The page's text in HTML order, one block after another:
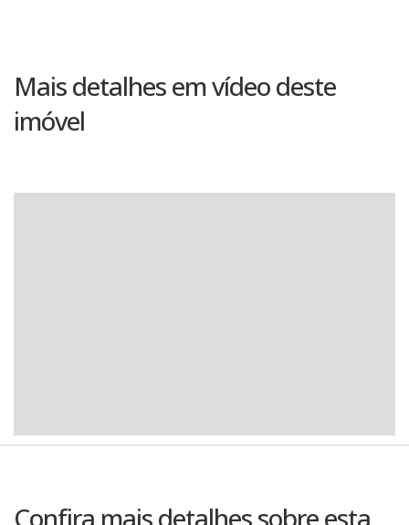
Mais detalhes em vídeo deste
imóvel
Confira mais detalhes sobre esta